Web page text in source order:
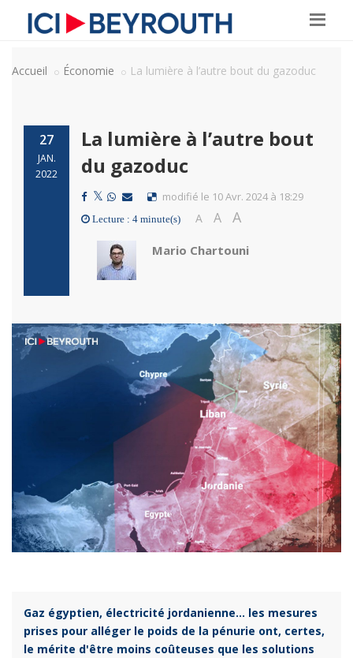
Accueil Économie La lumière à l’autre bout du gazoduc
27
JAN.
2022
La lumière à l’autre bout
du gazoduc
modifié le 10 Avr. 2024 à 18:29
Lecture : 4 minute(s) A A A
Mario Chartouni
Gaz égyptien, électricité jordanienne... les mesures
prises pour alléger le poids de la pénurie ont, certes,
le mérite d'être moins coûteuses que les solutions